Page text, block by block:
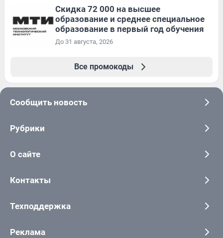
Скидка 72 000 на высшее
образование и среднее специальное
образование в первый год обучения
До 31 августа, 2026
Все промокоды
Сообщить новость
Рубрики
О сайте
Контакты
Техподдержка
Реклама